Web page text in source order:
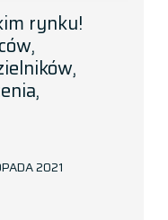
rynku!
2021